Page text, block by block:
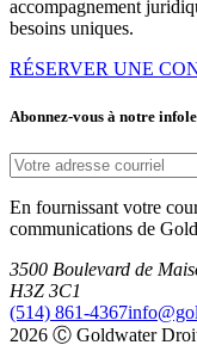
accompagnement
besoins uniques.
RÉSERVER UNE
Abonnez-vous à notre
En fournissant votre
communications de
3500 Boulevard de
H3Z 3C1
(514) 861-4367
2026 Ⓒ Goldwater